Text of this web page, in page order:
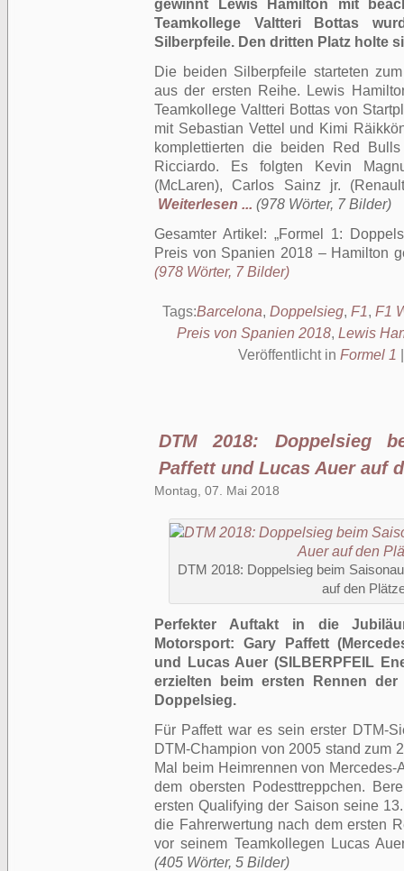
gewinnt Lewis Hamilton mit
Teamkollege Valtteri Bottas
Silberpfeile. Den dritten Platz holte
Die beiden Silberpfeile starteten
aus der ersten Reihe. Lewis
Teamkollege Valtteri Bottas von
mit Sebastian Vettel und Kimi
komplettierten die beiden Red
Ricciardo. Es folgten Kevin
(McLaren), Carlos Sainz jr.
Weiterlesen ... (978 Wörter, 7 Bilder)
Gesamter Artikel:
Formel 1:
Preis von Spanien 2018 – Hamilton
(978 Wörter, 7 Bilder)
Tags:Barcelona, Doppelsieg, F1, F1
Preis von Spanien 2018, Lewis
Veröffentlicht in Formel 1
DTM 2018: Doppelsieg
Paffett und Lucas Auer auf
Montag, 07. Mai 2018
DTM 2018: Doppelsieg beim
auf den
Perfekter Auftakt in die
Motorsport: Gary Paffett
und Lucas Auer (SILBERPFEIL
erzielten beim ersten Rennen der
Doppelsieg.
Für Paffett war es sein erster DTM-
DTM-Champion von 2005 stand zum
Mal beim Heimrennen von
dem obersten Podesttreppchen.
ersten Qualifying der Saison seine
die Fahrerwertung nach dem ersten
vor seinem Teamkollegen Lucas
(405 Wörter, 5 Bilder)